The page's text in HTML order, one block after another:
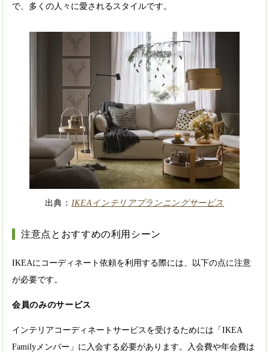
で、多くの人々に愛されるスタイルです。
出典： IKEAインテリアプランニングサービス
注意点とおすすめの利用シーン
IKEAにコーディネート依頼を利用する際には、以下の点に注意
が必要です。
会員のみのサービス
インテリアコーディネートサービスを受けるためには「IKEA
Familyメンバー」に入会する必要があります。入会費や年会費は